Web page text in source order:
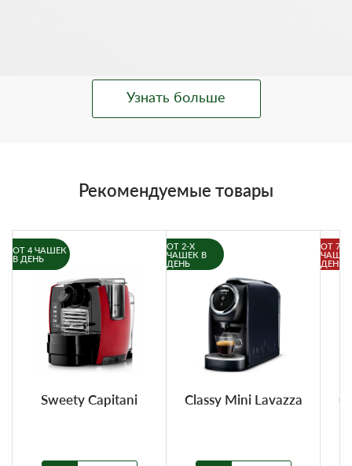
Узнать больше
Рекомендуемые товары
ОТ 4 ЧАШЕК
В ДЕНЬ
Sweety Capitani
ОТ 2-Х
ЧАШЕК В
ДЕНЬ
Classy Mini Lavazza
ОТ 7-И
ДЕНЬ